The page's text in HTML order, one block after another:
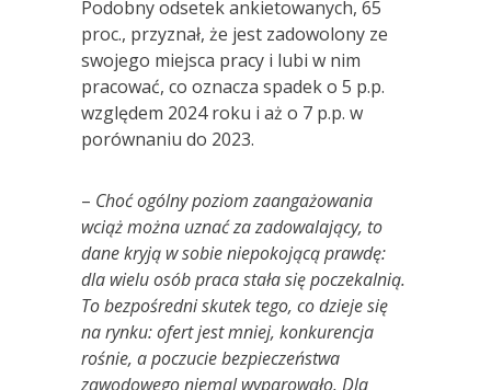
Podobny odsetek ankietowanych, 65
proc., przyznał, że jest zadowolony ze
swojego miejsca pracy i lubi w nim
pracować, co oznacza spadek o 5 p.p.
względem 2024 roku i aż o 7 p.p. w
porównaniu do 2023.
– Choć ogólny poziom zaangażowania
wciąż można uznać za zadowalający, to
dane kryją w sobie niepokojącą prawdę:
dla wielu osób praca stała się poczekalnią.
To bezpośredni skutek tego, co dzieje się
na rynku: ofert jest mniej, konkurencja
rośnie, a poczucie bezpieczeństwa
zawodowego niemal wyparowało. Dla